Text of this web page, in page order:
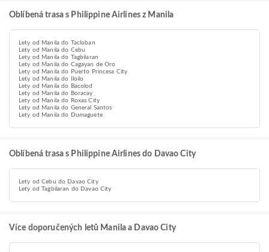
Oblíbená trasa s Philippine Airlines z Manila
Lety od Manila do Tacloban
Lety od Manila do Cebu
Lety od Manila do Tagbilaran
Lety od Manila do Cagayan de Oro
Lety od Manila do Puerto Princesa City
Lety od Manila do Iloilo
Lety od Manila do Bacolod
Lety od Manila do Boracay
Lety od Manila do Roxas City
Lety od Manila do General Santos
Lety od Manila do Dumaguete
Oblíbená trasa s Philippine Airlines do Davao City
Lety od Cebu do Davao City
Lety od Tagbilaran do Davao City
Více doporučených letů Manila a Davao City